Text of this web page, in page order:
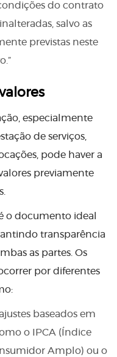
do contrato
salvo as
previstas neste
especialmente
de serviços,
pode haver a
previamente
o documento ideal
transparência
as partes. Os
por diferentes
baseados em
o IPCA (Índice
Amplo) ou o